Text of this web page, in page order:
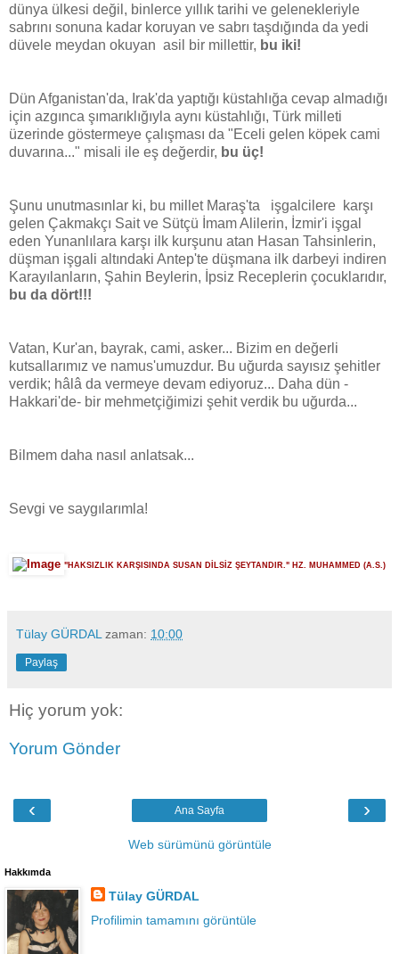
dünya ülkesi değil, binlerce yıllık tarihi ve gelenekleriyle
sabrını sonuna kadar koruyan ve sabrı taşdığında da yedi
düvele meydan okuyan asil bir millettir, bu iki!
Dün Afganistan'da, Irak'da yaptığı küstahlığa cevap almadığı
için azgınca şımarıklığıyla aynı küstahlığı, Türk milleti
üzerinde göstermeye çalışması da "Eceli gelen köpek cami
duvarına..." misali ile eş değerdir, bu üç!
Şunu unutmasınlar ki, bu millet Maraş'ta işgalcilere karşı
gelen Çakmakçı Sait ve Sütçü İmam Alilerin, İzmir'i işgal
eden Yunanlılara karşı ilk kurşunu atan Hasan Tahsinlerin,
düşman işgali altındaki Antep'te düşmana ilk darbeyi indiren
Karayılanların, Şahin Beylerin, İpsiz Receplerin çocuklarıdır,
bu da dört!!!
Vatan, Kur'an, bayrak, cami, asker... Bizim en değerli
kutsallarımız ve namus'umuzdur. Bu uğurda sayısız şehitler
verdik; hâlâ da vermeye devam ediyoruz... Daha dün -
Hakkari'de- bir mehmetçiğimizi şehit verdik bu uğurda...
Bilmem daha nasıl anlatsak...
Sevgi ve saygılarımla!
"HAKSIZLIK KARŞISINDA SUSAN DİLSİZ ŞEYTANDIR." HZ. MUHAMMED (A.S.)
Tülay GÜRDAL zaman: 10:00
Paylaş
Hiç yorum yok:
Yorum Gönder
‹ ›
Ana Sayfa
Web sürümünü görüntüle
Hakkımda
Tülay GÜRDAL
Profilimin tamamını görüntüle